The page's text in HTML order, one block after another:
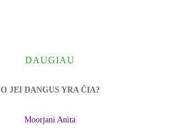
DAUGIAU
O JEI DANGUS YRA ČIA?
Moorjani Anita